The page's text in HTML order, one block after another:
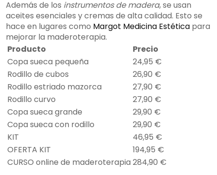
Además de los instrumentos de madera, se usan
aceites esenciales y cremas de alta calidad. Esto se
hace en lugares como Margot Medicina Estética para
mejorar la maderoterapia.
Producto
Precio
Copa sueca pequeña
24,95 €
Rodillo de cubos
26,90 €
Rodillo estriado mazorca
27,90 €
Rodillo curvo
27,90 €
Copa sueca grande
29,90 €
Copa sueca con rodillo
29,90 €
KIT
46,95 €
OFERTA KIT
194,95 €
CURSO online de maderoterapia 284,90 €